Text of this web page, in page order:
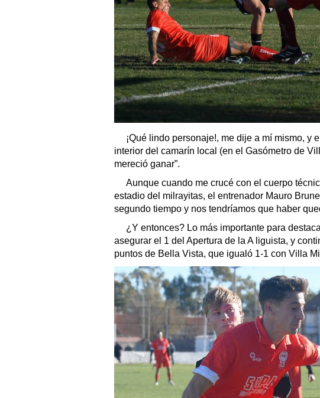
¡Qué lindo personaje!, me dije a mí mismo, y
interior del camarín local (en el Gasómetro de
mereció ganar”.
Aunque cuando me crucé con el cuerpo
estadio del milrayitas, el entrenador Mauro
segundo tiempo y nos tendríamos que haber
¿Y entonces? Lo más importante para
asegurar el 1 del Apertura de la A liguista, y
puntos de Bella Vista, que igualó 1-1 con Villa